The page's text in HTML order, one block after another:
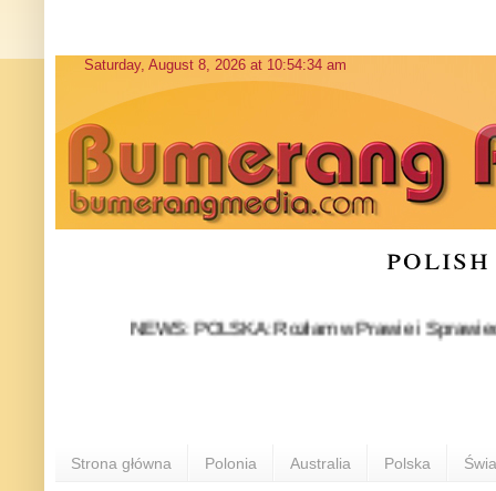
NEWS: POLSKA: Rozłam w Prawie i
Strona główna Polonia Australia Polska